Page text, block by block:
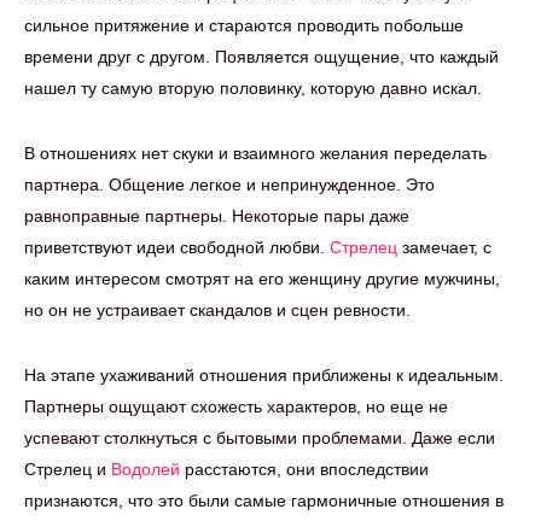
сильное притяжение и стараются проводить побольше
времени друг с другом. Появляется ощущение, что каждый
нашел ту самую вторую половинку, которую давно искал.
В отношениях нет скуки и взаимного желания переделать
партнера. Общение легкое и непринужденное. Это
равноправные партнеры. Некоторые пары даже
приветствуют идеи свободной любви. Стрелец замечает, с
каким интересом смотрят на его женщину другие мужчины,
но он не устраивает скандалов и сцен ревности.
На этапе ухаживаний отношения приближены к идеальным.
Партнеры ощущают схожесть характеров, но еще не
успевают столкнуться с бытовыми проблемами. Даже если
Стрелец и Водолей расстаются, они впоследствии
признаются, что это были самые гармоничные отношения в